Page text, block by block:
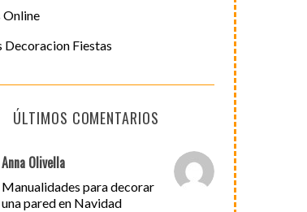
Online
Decoracion Fiestas
ÚLTIMOS COMENTARIOS
Anna Olivella
Manualidades para decorar
una pared en Navidad